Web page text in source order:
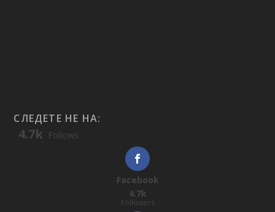
СЛЕДЕТЕ НЕ НА:
4.7k Follows
Facebook
4.7k
Followers